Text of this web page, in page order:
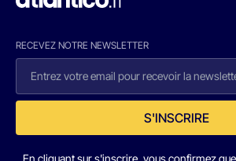
RECEVEZ NOTRE NEWSLETTER
S'INSCRIRE
En cliquant sur s'inscrire, vous confirmez